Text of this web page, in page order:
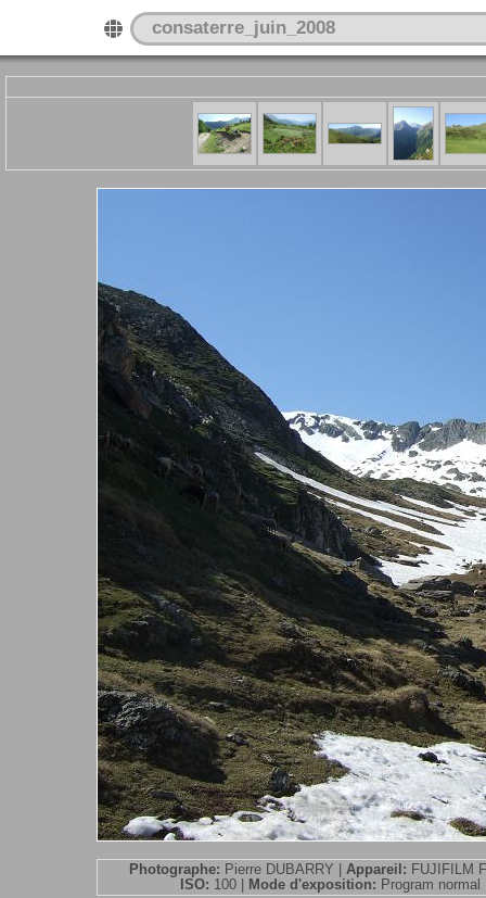
consaterre_juin_2008
Photographe: Pierre DUBARRY | Appareil: FUJIFILM
ISO: 100 | Mode d'exposition: Program